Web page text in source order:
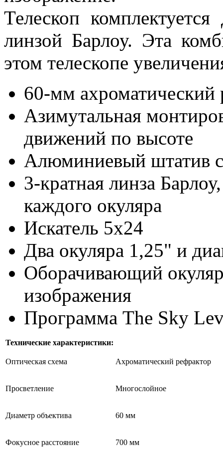
Телескоп
линзой Барлоу. Эта
этом телескопе
60-мм ахроматический
Азимутальная
движений по высоте
Алюминиевый штатив с
3-кратная линза
каждого окуляра
Искатель 5х24
Два окуляра 1,25" и
Оборачивающий
изображения
Программа The Sky
Технические характеристики:
Оптическая схема Ахроматический рефрактор
Просветление Многослойное
Диаметр объектива 60 мм
Фокусное расстояние 700 мм